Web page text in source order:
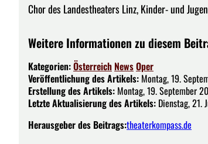
Chor des Landestheaters Linz, Kinder- und
Weitere Informationen zu diesem
Kategorien:Österreich NewsOper
Veröffentlichung des Artikels: Montag, 19.
Erstellung des Artikels: Montag, 19. September
Letzte Aktualisierung des Artikels: Dienstag, 21.
Herausgeber des Beitrags:theaterkompass.de